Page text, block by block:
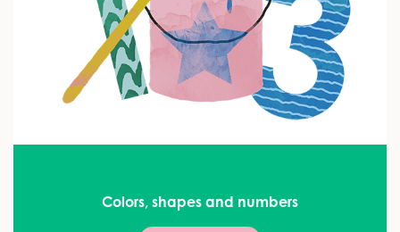
Colors, shapes and numbers